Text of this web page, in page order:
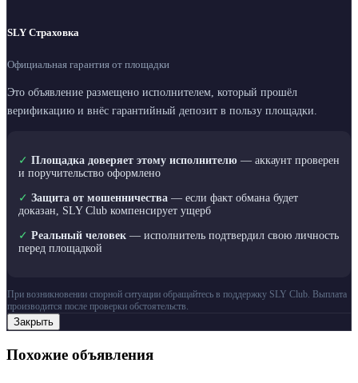
SLY Страховка
Официальная гарантия от площадки
Это объявление размещено исполнителем, который прошёл
верификацию и внёс гарантийный депозит в пользу площадки.
✓ Площадка доверяет этому исполнителю — аккаунт проверен
и поручительство оформлено
✓ Защита от мошенничества — если факт обмана будет
доказан, SLY Club компенсирует ущерб
✓ Реальный человек — исполнитель подтвердил свою личность
перед площадкой
При возникновении спорной ситуации обращайтесь в поддержку SLY Club. Выплата
производится после проверки обстоятельств.
Закрыть
Похожие объявления